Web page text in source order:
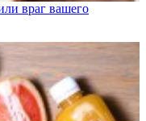
враг вашего